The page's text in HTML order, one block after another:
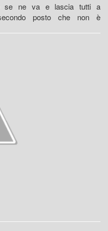
se ne va e lascia tutti a
posto che non è